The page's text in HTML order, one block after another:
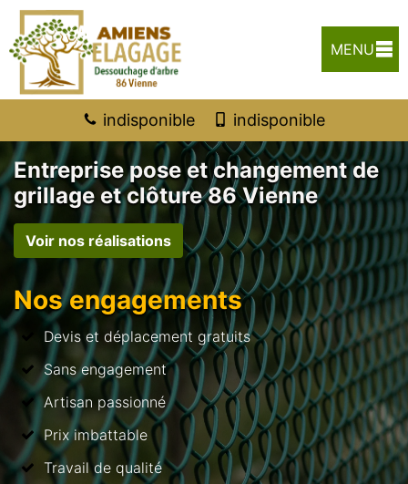
MENU
indisponible indisponible
Entreprise pose et changement de
grillage et clôture 86 Vienne
Voir nos réalisations
Nos engagements
Devis et déplacement gratuits
Sans engagement
Artisan passionné
Prix imbattable
Travail de qualité